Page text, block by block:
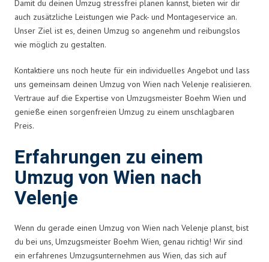
Damit du deinen Umzug stressfrei planen kannst, bieten wir dir
auch zusätzliche Leistungen wie Pack- und Montageservice an.
Unser Ziel ist es, deinen Umzug so angenehm und reibungslos
wie möglich zu gestalten.
Kontaktiere uns noch heute für ein individuelles Angebot und lass
uns gemeinsam deinen Umzug von Wien nach Velenje realisieren.
Vertraue auf die Expertise von Umzugsmeister Boehm Wien und
genieße einen sorgenfreien Umzug zu einem unschlagbaren
Preis.
Erfahrungen zu einem
Umzug von Wien nach
Velenje
Wenn du gerade einen Umzug von Wien nach Velenje planst, bist
du bei uns, Umzugsmeister Boehm Wien, genau richtig! Wir sind
ein erfahrenes Umzugsunternehmen aus Wien, das sich auf